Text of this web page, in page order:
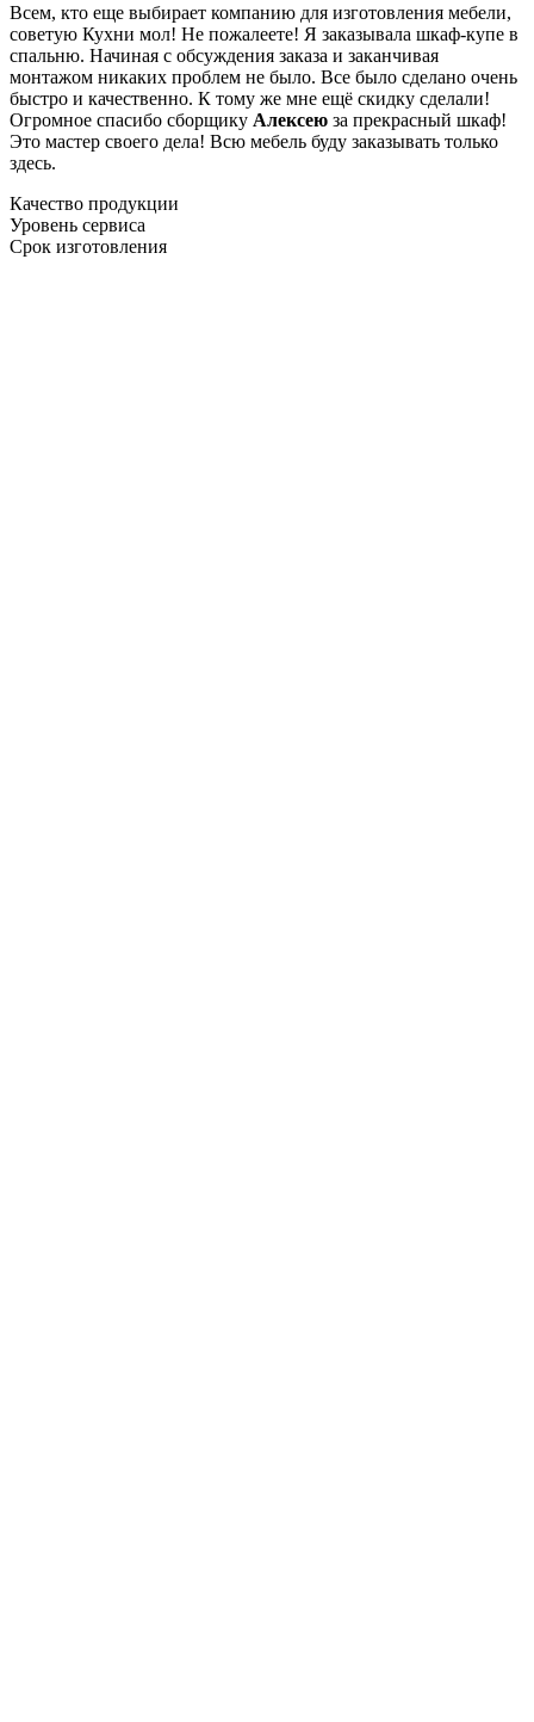
Всем, кто еще выбирает компанию для изготовления мебели,
советую Кухни мол! Не пожалеете! Я заказывала шкаф-купе в
спальню. Начиная с обсуждения заказа и заканчивая
монтажом никаких проблем не было. Все было сделано очень
быстро и качественно. К тому же мне ещё скидку сделали!
Огромное спасибо сборщику Алексею за прекрасный шкаф!
Это мастер своего дела! Всю мебель буду заказывать только
здесь.
Качество продукции
Уровень сервиса
Срок изготовления